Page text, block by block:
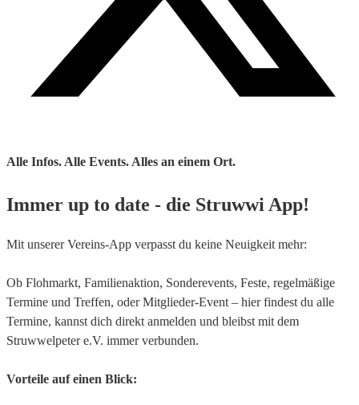
Alle Infos. Alle Events. Alles an einem Ort.
Immer up to date - die Struwwi App!
Mit unserer Vereins-App verpasst du keine Neuigkeit mehr:
Ob Flohmarkt, Familienaktion, Sonderevents, Feste, regelmäßige
Termine und Treffen, oder Mitglieder-Event – hier findest du alle
Termine, kannst dich direkt anmelden und bleibst mit dem
Vorteile auf einen Blick: